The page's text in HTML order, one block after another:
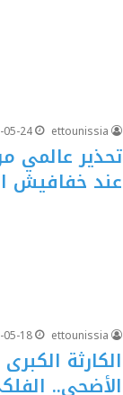
ettounissia
05-24
تحذير عالمي
عند خفافيش
ettounissia
05-18
الكارثة
الأضحى..